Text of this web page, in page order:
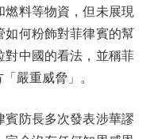
料等物資，但未展現
如何粉飾對菲律賓的幫
對中國的看法，並稱菲
嚴重威脅」。
防長多次發表涉華謬